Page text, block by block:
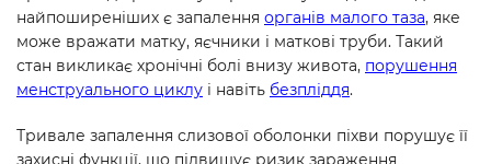
найпоширеніших є запалення органів малого таза, яке
може вражати матку, яєчники і маткові труби. Такий
стан викликає хронічні болі внизу живота, порушення
менструального циклу і навіть безпліддя.
Тривале запалення слизової оболонки піхви порушує її
захисні функції, що підвищує ризик зараження